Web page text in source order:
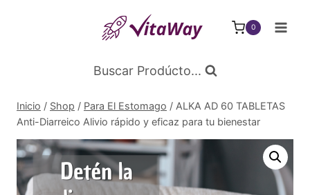
0
Buscar Prodúcto...
Inicio / Shop / Para El Estomago / ALKA AD 60 TABLETAS
Anti-Diarreico Alivio rápido y eficaz para tu bienestar